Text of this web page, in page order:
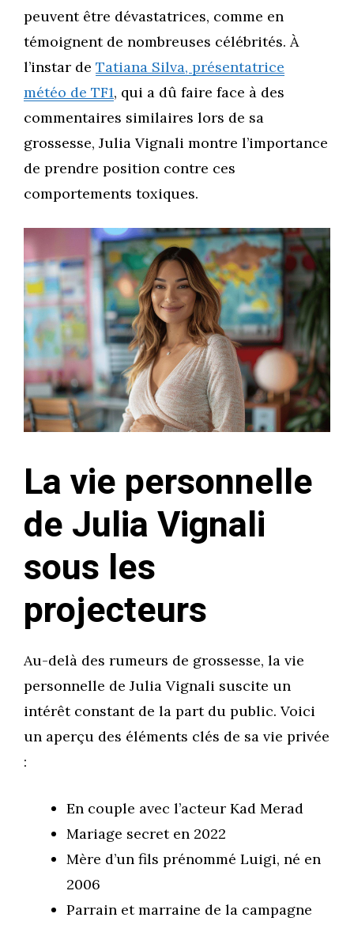
peuvent être dévastatrices, comme en
témoignent de nombreuses célébrités. À
l’instar de Tatiana Silva, présentatrice
météo de TF1, qui a dû faire face à des
commentaires similaires lors de sa
grossesse, Julia Vignali montre l’importance
de prendre position contre ces
comportements toxiques.
La vie personnelle
de Julia Vignali
sous les
projecteurs
Au-delà des rumeurs de grossesse, la vie
personnelle de Julia Vignali suscite un
intérêt constant de la part du public. Voici
un aperçu des éléments clés de sa vie privée
:
En couple avec l’acteur Kad Merad
Mariage secret en 2022
Mère d’un fils prénommé Luigi, né en
2006
Parrain et marraine de la campagne